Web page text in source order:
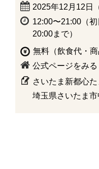
2025年12月12日
12:00〜21:00（
20:00まで）
無料（飲食代・商
公式ページをみる
さいたま新都心
埼玉県さいたま